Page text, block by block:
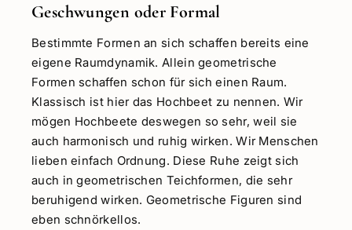
Geschwungen oder Formal
Bestimmte Formen an sich schaffen bereits eine
eigene Raumdynamik. Allein geometrische
Formen schaffen schon für sich einen Raum.
Klassisch ist hier das Hochbeet zu nennen. Wir
mögen Hochbeete deswegen so sehr, weil sie
auch harmonisch und ruhig wirken. Wir Menschen
lieben einfach Ordnung. Diese Ruhe zeigt sich
auch in geometrischen Teichformen, die sehr
beruhigend wirken. Geometrische Figuren sind
eben schnörkellos.